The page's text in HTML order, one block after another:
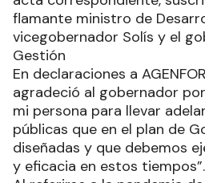
flamante ministro de
vicegobernador Solís y el
Gestión
En declaraciones a
agradeció al gobernador
mi persona para llevar
públicas que en el plan de
diseñadas y que debemos
y eficacia en estos tiempos”.